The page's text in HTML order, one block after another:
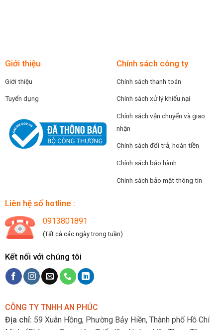
Giới thiệu
Giới thiệu
Tuyển dụng
Chính sách công ty
Chính sách thanh toán
Chính sách xử lý khiếu nại
Chính sách vận chuyển và giao
nhận
Chính sách đổi trả, hoàn tiền
Chính sách bảo hành
Chính sách bảo mật thông tin
Liên hệ số hotline :
0913801891
(Tất cả các ngày trong tuần)
Kết nối với chúng tôi
CÔNG TY TNHH AN PHÚC
Địa chỉ: 59 Xuân Hồng, Phường Bảy Hiền, Thành phố Hồ Chí